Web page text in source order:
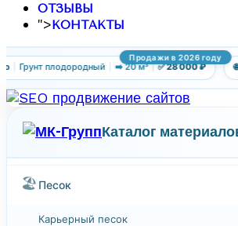
ОТЗЫВЫ
">КОНТАКТЫ
Продажи в 2026 году
| Грунт плодородный | ➡️ 20 м³ | ✅ 28 000 ₽
Каталог
🏖️ Песок
Карьерный песок